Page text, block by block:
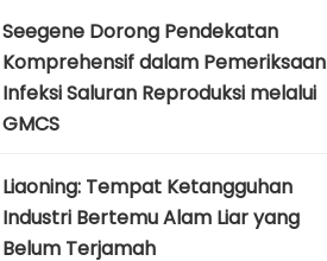
Seegene Dorong Pendekatan
Komprehensif dalam Pemeriksaan
Infeksi Saluran Reproduksi melalui
GMCS
Liaoning: Tempat Ketangguhan
Industri Bertemu Alam Liar yang
Belum Terjamah